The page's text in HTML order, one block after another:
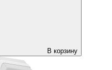
В корзину